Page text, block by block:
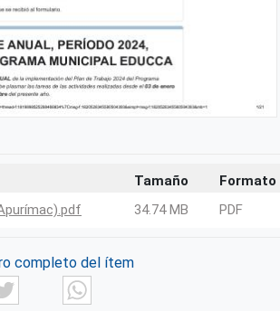
Tamaño
Formato
34.74 MB PDF
completo del ítem
Twitter